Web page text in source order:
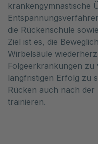
krankengymnastische
die Rückenschule
Ziel ist es, die
Wirbelsäule
Folgeerkrankungen zu
langfristigen Erfolg zu
Rücken auch nach der
trainieren.